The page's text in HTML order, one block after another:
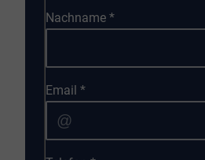
Nachname*
Email*